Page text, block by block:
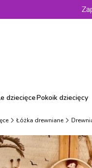
dziecięcePokoik dziecięcy
Łóżka drewniane